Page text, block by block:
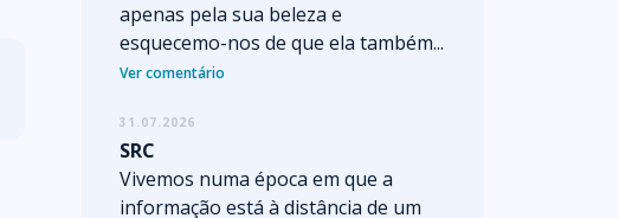
apenas pela sua beleza e
esquecemo-nos de que ela também...
Ver comentário
31.07.2026
SRC
Vivemos numa época em que a
informação está à distância de um